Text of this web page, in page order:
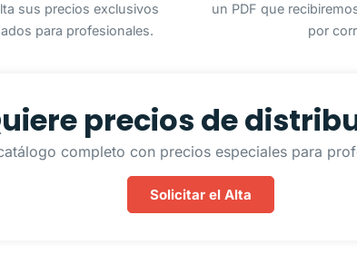
sus precios exclusivos
para profesionales.
un PDF que
por
precios de
completo con precios especiales para
Solicitar el Alta